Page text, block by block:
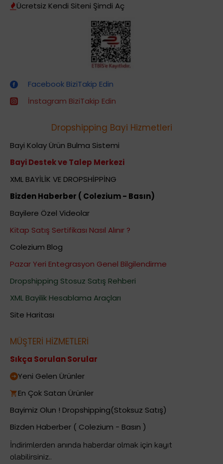
Ücretsiz Kendi Siteni Şimdi Aç
Facebook BiziTakip Edin
İnstagram BiziTakip Edin
Dropshipping Bayi Hizmetleri
Bayi Kolay Ürün Bulma Sistemi
Bayi Destek ve Talep Merkezi
XML BAYİLİK VE DROPSHİPPİNG
Bizden Haberber ( Colezium - Basın)
Bayilere Özel Videolar
Kitap Satış Sertifikası Nasıl Alınır ?
Colezium Blog
Pazar Yeri Entegrasyon Genel Bilgilendirme
Dropshipping Stosuz Satış Rehberi
XML Bayilik Hesablama Araçları
Site Haritası
MÜŞTERİ HİZMETLERİ
Sıkça Sorulan Sorular
Yeni Gelen Ürünler
En Çok Satan Ürünler
Bayimiz Olun ! Dropshipping(Stoksuz Satış)
Bizden Haberber ( Colezium - Basın )
İndirimlerden anında haberdar olmak için kayıt
olabilirsiniz..